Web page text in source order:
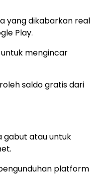
yang dikabarkan real
Play.
mengincar
saldo gratis dari
gabut atau untuk
platform